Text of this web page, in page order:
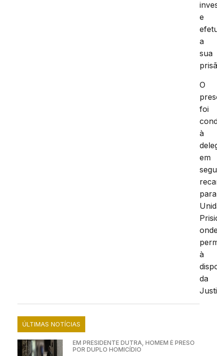
e
a
sua
O
foi
à
em
para
à
da
ÚLTIMAS NOTÍCIAS
EM PRESIDENTE DUTRA, HOMEM É PRESO
POR DUPLO HOMICÍDIO